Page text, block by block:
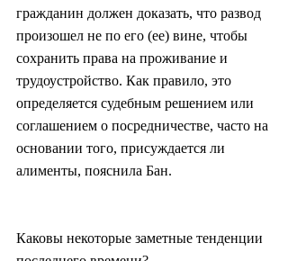
гражданин должен доказать, что развод
произошел не по его (ее) вине, чтобы
сохранить права на проживание и
трудоустройство. Как правило, это
определяется судебным решением или
соглашением о посредничестве, часто на
основании того, присуждается ли
алименты, пояснила Бан.
Каковы некоторые заметные тенденции